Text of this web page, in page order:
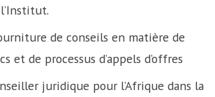
de conseils en matière de
et de processus d’appels d’offres
juridique pour l’Afrique dans la